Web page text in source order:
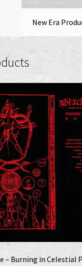
New Era
– Burning in Celestial